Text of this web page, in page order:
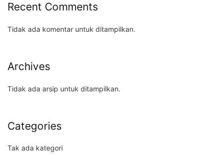
Recent Comments
Tidak ada komentar untuk ditampilkan.
Archives
Tidak ada arsip untuk ditampilkan.
Categories
Tak ada kategori